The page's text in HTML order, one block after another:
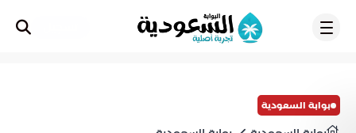
بوابة السعودية